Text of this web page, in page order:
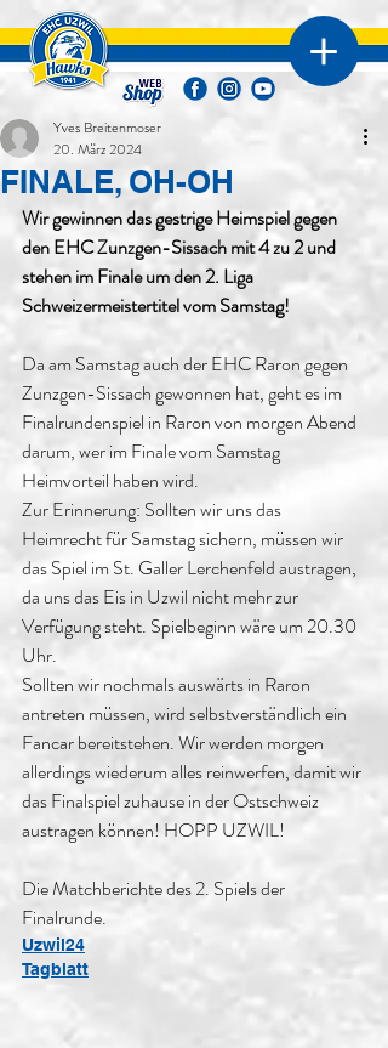
FINALE, OH-OH
Yves Breitenmoser
20. März 2024
Wir gewinnen das gestrige Heimspiel gegen
den EHC Zunzgen-Sissach mit 4 zu 2 und
stehen im Finale um den 2. Liga
Schweizermeistertitel vom Samstag!
Da am Samstag auch der EHC Raron gegen
Zunzgen-Sissach gewonnen hat, geht es im
Finalrundenspiel in Raron von morgen Abend
darum, wer im Finale vom Samstag
Heimvorteil haben wird.
Zur Erinnerung: Sollten wir uns das
Heimrecht für Samstag sichern, müssen wir
das Spiel im St. Galler Lerchenfeld austragen,
da uns das Eis in Uzwil nicht mehr zur
Verfügung steht. Spielbeginn wäre um 20.30
Uhr.
Sollten wir nochmals auswärts in Raron
antreten müssen, wird selbstverständlich ein
Fancar bereitstehen. Wir werden morgen
allerdings wiederum alles reinwerfen, damit wir
das Finalspiel zuhause in der Ostschweiz
austragen können! HOPP UZWIL!
Die Matchberichte des 2. Spiels der
Finalrunde.
Uzwil24
Tagblatt